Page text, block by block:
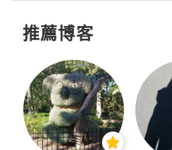
推薦博客